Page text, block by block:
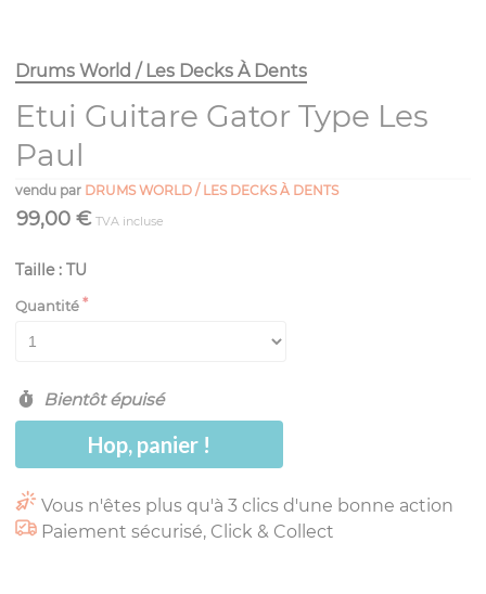
Drums World / Les Decks À Dents
Etui Guitare Gator Type Les
Paul
vendu par DRUMS WORLD / LES DECKS À DENTS
99,00 € TVA incluse
Taille : TU
Quantité
Bientôt épuisé
Hop, panier !
Vous n'êtes plus qu'à 3 clics d'une bonne action
Paiement sécurisé, Click & Collect